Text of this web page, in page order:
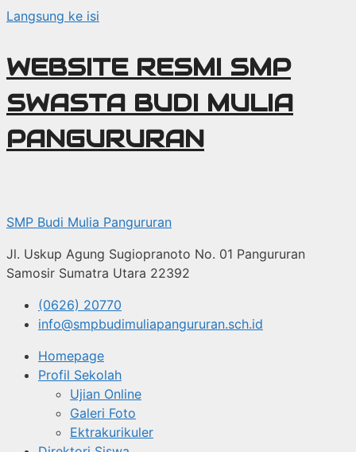
Langsung ke isi
WEBSITE RESMI SMP
SWASTA BUDI MULIA
PANGURURAN
SMP Budi Mulia Pangururan
Jl. Uskup Agung Sugiopranoto No. 01 Pangururan
Samosir Sumatra Utara 22392
(0626) 20770
info@smpbudimuliapangururan.sch.id
Homepage
Profil Sekolah
Ujian Online
Galeri Foto
Ektrakurikuler